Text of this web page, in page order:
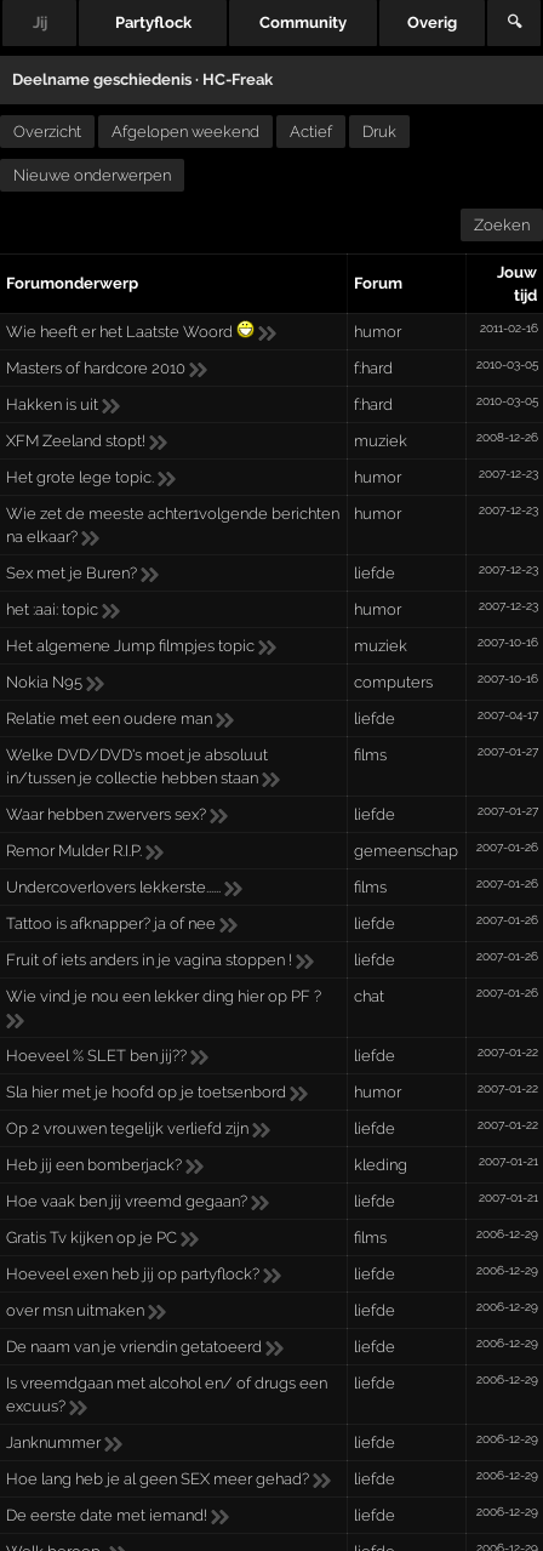
Jij Partyflock Community Overig 🔍
Deelname geschiedenis · HC-Freak
Overzicht Afgelopen weekend Actief Druk
Nieuwe onderwerpen
Zoeken
Forumonderwerp Forum
Jouw
tijd
Wie heeft er het Laatste Woord
humor 2011-02-16
Masters of hardcore 2010 f:hard 2010-03-05
Hakken is uit f:hard 2010-03-05
XFM Zeeland stopt! muziek 2008-12-26
Het grote lege topic. humor 2007-12-23
Wie zet de meeste achter1volgende berichten
na elkaar?
humor 2007-12-23
Sex met je Buren? liefde 2007-12-23
het :aai: topic humor 2007-12-23
Het algemene Jump filmpjes topic muziek 2007-10-16
Nokia N95 computers 2007-10-16
Relatie met een oudere man liefde 2007-04-17
Welke DVD/DVD's moet je absoluut
in/tussen je collectie hebben staan
films 2007-01-27
Waar hebben zwervers sex? liefde 2007-01-27
Remor Mulder R.I.P. gemeenschap 2007-01-26
Undercoverlovers lekkerste...... films 2007-01-26
Tattoo is afknapper? ja of nee liefde 2007-01-26
Fruit of iets anders in je vagina stoppen ! liefde 2007-01-26
Wie vind je nou een lekker ding hier op PF ? chat 2007-01-26
Hoeveel % SLET ben jij?? liefde 2007-01-22
Sla hier met je hoofd op je toetsenbord humor 2007-01-22
Op 2 vrouwen tegelijk verliefd zijn liefde 2007-01-22
Heb jij een bomberjack? kleding 2007-01-21
Hoe vaak ben jij vreemd gegaan? liefde 2007-01-21
Gratis Tv kijken op je PC films 2006-12-29
Hoeveel exen heb jij op partyflock? liefde 2006-12-29
over msn uitmaken liefde 2006-12-29
De naam van je vriendin getatoeerd liefde 2006-12-29
Is vreemdgaan met alcohol en/ of drugs een
excuus?
liefde 2006-12-29
Janknummer liefde 2006-12-29
Hoe lang heb je al geen SEX meer gehad? liefde 2006-12-29
De eerste date met iemand! liefde 2006-12-29
2006-12-29